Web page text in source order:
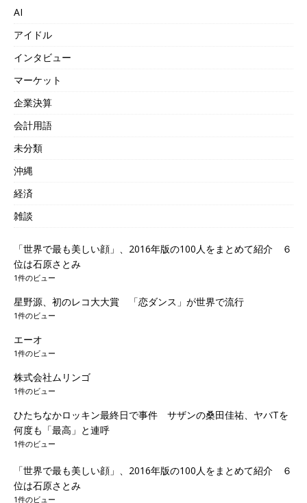
AI
アイドル
インタビュー
マーケット
企業決算
会計用語
未分類
沖縄
経済
雑談
「世界で最も美しい顔」、2016年版の100人をまとめて紹介 ６
位は石原さとみ
1件のビュー
星野源、初のレコ大大賞 「恋ダンス」が世界で流行
1件のビュー
エーオ
1件のビュー
株式会社ムリンゴ
1件のビュー
ひたちなかロッキン最終日で事件 サザンの桑田佳祐、ヤバTを
何度も「最高」と連呼
1件のビュー
「世界で最も美しい顔」、2016年版の100人をまとめて紹介 ６
位は石原さとみ
1件のビュー